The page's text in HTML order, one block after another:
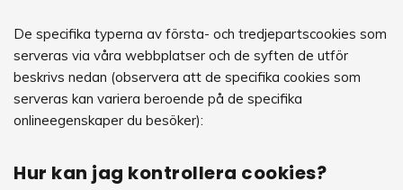
De specifika typerna av första- och tredjepartscookies som
serveras via våra webbplatser och de syften de utför
beskrivs nedan (observera att de specifika cookies som
serveras kan variera beroende på de specifika
onlineegenskaper du besöker):
Hur kan jag kontrollera cookies?